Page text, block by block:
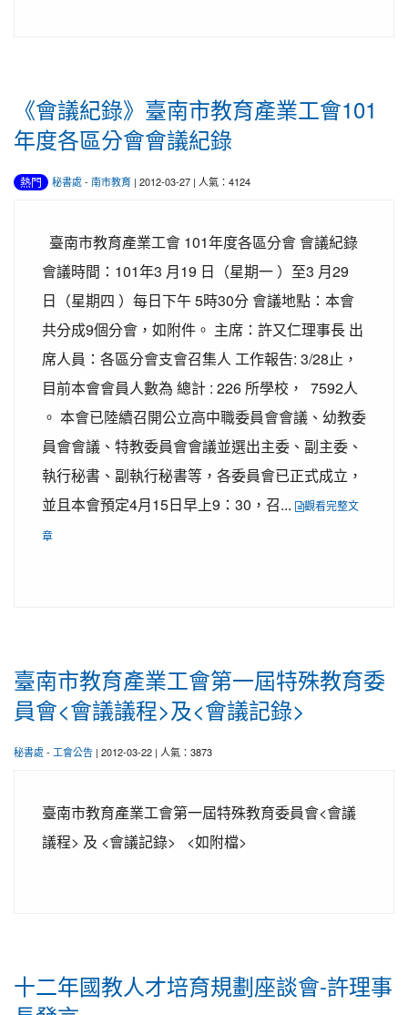
《會議紀錄》臺南市教育產業工會101
年度各區分會會議紀錄
熱門 秘書處- 南市教育 | 2012-03-27 | 人氣：4124
臺南市教育產業工會 101年度各區分會 會議紀錄
會議時間：101年3 月19 日（星期一 ）至3 月29
日（星期四 ）每日下午 5時30分 會議地點：本會
共分成9個分會，如附件。 主席：許又仁理事長 出
席人員：各區分會支會召集人 工作報告: 3/28止，
目前本會會員人數為 總計 : 226 所學校， 7592人
。 本會已陸續召開公立高中職委員會會議、幼教委
員會會議、特教委員會會議並選出主委、副主委、
執行秘書、副執行秘書等，各委員會已正式成立，
並且本會預定4月15日早上9：30，召...
觀看完整文
章
臺南市教育產業工會第一屆特殊教育委
員會<會議議程>及<會議記錄>
秘書處- 工會公告 | 2012-03-22 | 人氣：3873
臺南市教育產業工會第一屆特殊教育委員會<會議
議程> 及 <會議記錄> <如附檔>
十二年國教人才培育規劃座談會-許理事